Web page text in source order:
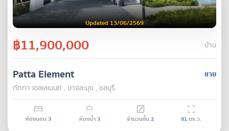
Updated 13/06/2569
฿11,900,000 บ้าน
ขาย
Patta Element
ภัททา เอลเลเมนท์ , บางละมุง , ชลบุรี
ห้องนอน 3 ห้องน้ำ3 จำนวนชั้น 2 81ตร.ว.